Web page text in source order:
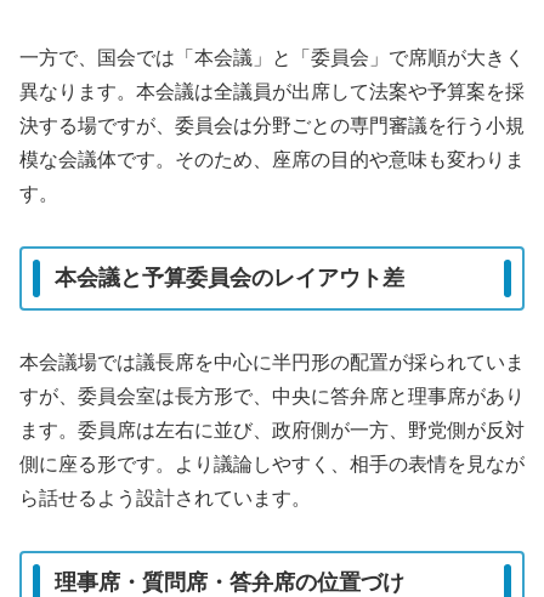
一方で、国会では「本会議」と「委員会」で席順が大きく
異なります。本会議は全議員が出席して法案や予算案を採
決する場ですが、委員会は分野ごとの専門審議を行う小規
模な会議体です。そのため、座席の目的や意味も変わりま
す。
本会議と予算委員会のレイアウト差
本会議場では議長席を中心に半円形の配置が採られていま
すが、委員会室は長方形で、中央に答弁席と理事席があり
ます。委員席は左右に並び、政府側が一方、野党側が反対
側に座る形です。より議論しやすく、相手の表情を見なが
ら話せるよう設計されています。
理事席・質問席・答弁席の位置づけ